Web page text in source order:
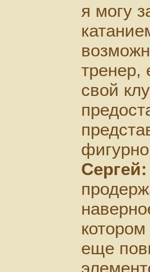
я могу
тренер,
свой
Сергей:
еще